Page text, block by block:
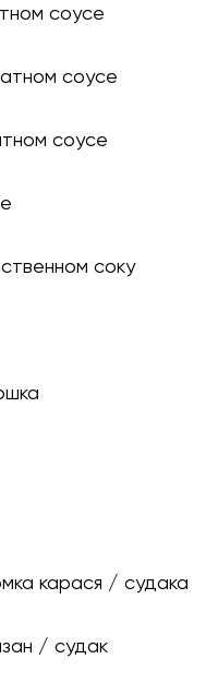
соусе
соусе
соусе
соку
карася / судака
/ судак